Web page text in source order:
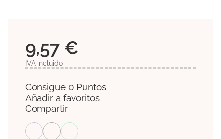
9,57 €
IVA incluido
Consigue 0 Puntos
Añadir a favoritos
Compartir